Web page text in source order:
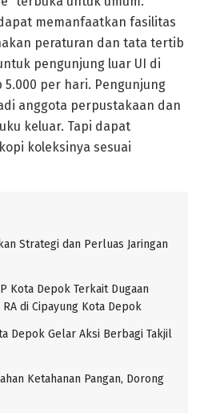
memanfaatkan fasilitas
peraturan dan tata tertib
pengunjung luar UI di
5.000 per hari. Pengunjung
anggota perpustakaan dan
keluar. Tapi dapat
koleksinya sesuai
Strategi dan Perluas Jaringan
Kota Depok Terkait Dugaan
di Cipayung Kota Depok
Depok Gelar Aksi Berbagi Takjil
Ketahanan Pangan, Dorong